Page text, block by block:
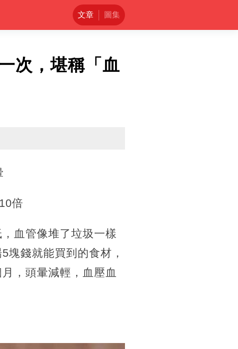
文章 圖集
次，堪稱「血
倍
血管像堆了垃圾一樣
塊錢就能買到的食材，
，頭暈減輕，血壓血